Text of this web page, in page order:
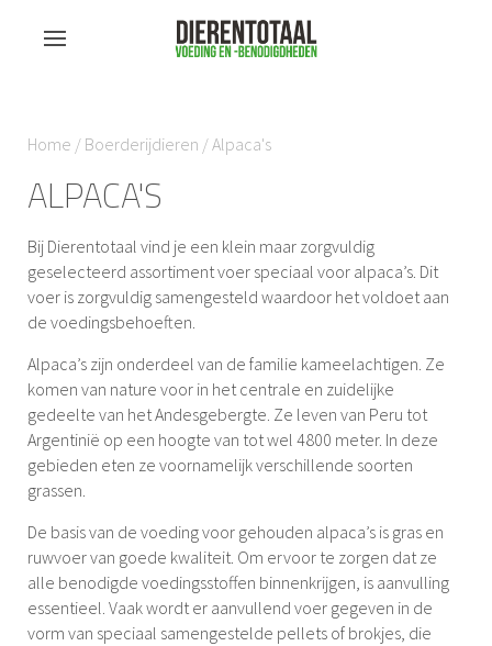
Home / Boerderijdieren / Alpaca's
ALPACA'S
Bij Dierentotaal vind je een klein maar zorgvuldig
geselecteerd assortiment voer speciaal voor alpaca’s. Dit
voer is zorgvuldig samengesteld waardoor het voldoet aan
de voedingsbehoeften.
Alpaca’s zijn onderdeel van de familie kameelachtigen. Ze
komen van nature voor in het centrale en zuidelijke
gedeelte van het Andesgebergte. Ze leven van Peru tot
Argentinië op een hoogte van tot wel 4800 meter. In deze
gebieden eten ze voornamelijk verschillende soorten
grassen.
De basis van de voeding voor gehouden alpaca’s is gras en
ruwvoer van goede kwaliteit. Om ervoor te zorgen dat ze
alle benodigde voedingsstoffen binnenkrijgen, is aanvulling
essentieel. Vaak wordt er aanvullend voer gegeven in de
vorm van speciaal samengestelde pellets of brokjes, die